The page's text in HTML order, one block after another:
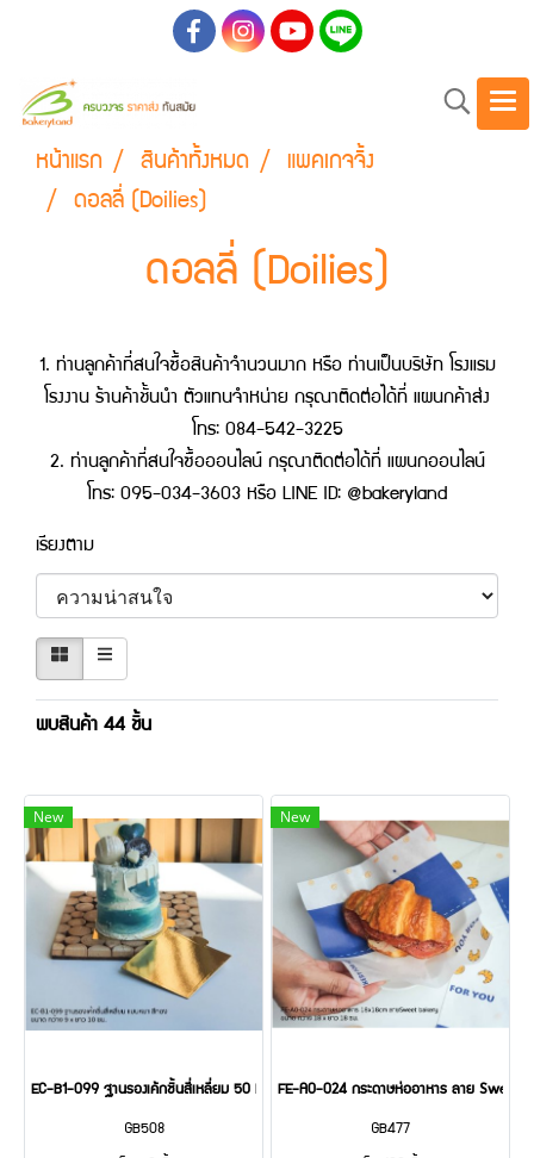
หน้าแรก สินค้าทั้งหมด แพคเกจจิ้ง
ดอลลี่ (Doilies)
ดอลลี่ (Doilies)
1. ท่านลูกค้าที่สนใจซื้อสินค้าจำนวนมาก หรือ ท่านเป็นบริษัท โรงแรม
โรงงาน ร้านค้าชั้นนำ ตัวแทนจำหน่าย กรุณาติดต่อได้ที่ แผนกค้าส่ง
โทร: 084-542-3225
2. ท่านลูกค้าที่สนใจซื้อออนไลน์ กรุณาติดต่อได้ที่ แผนกออนไลน์
โทร: 095-034-3603 หรือ LINE ID: @bakeryland
เรียงตาม
พบสินค้า 44 ชิ้น
New
EC-B1-099 ฐานรองเค้กชิ้นสี่เหลี่ยม 50 Pcs
GB508
New
FE-A0-024 กระดาษห่ออาหาร ลาย Sweet
GB477